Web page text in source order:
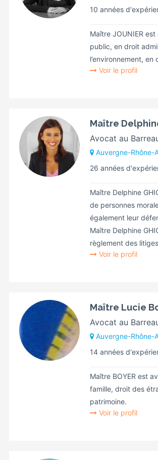
10 années
Maître JOUNIER
public, en droit
l’environnement,
Voir le profil
Maître
Avocat au
Auvergne-Rhône-
26 années
Maître Delphine
de personnes
également leur
Maître Delphine
règlement des
Voir le profil
Maître Lucie
Avocat au
Auvergne-Rhône-
14 années
Maître BOYER est
famille, droit des
patrimoine.
Voir le profil